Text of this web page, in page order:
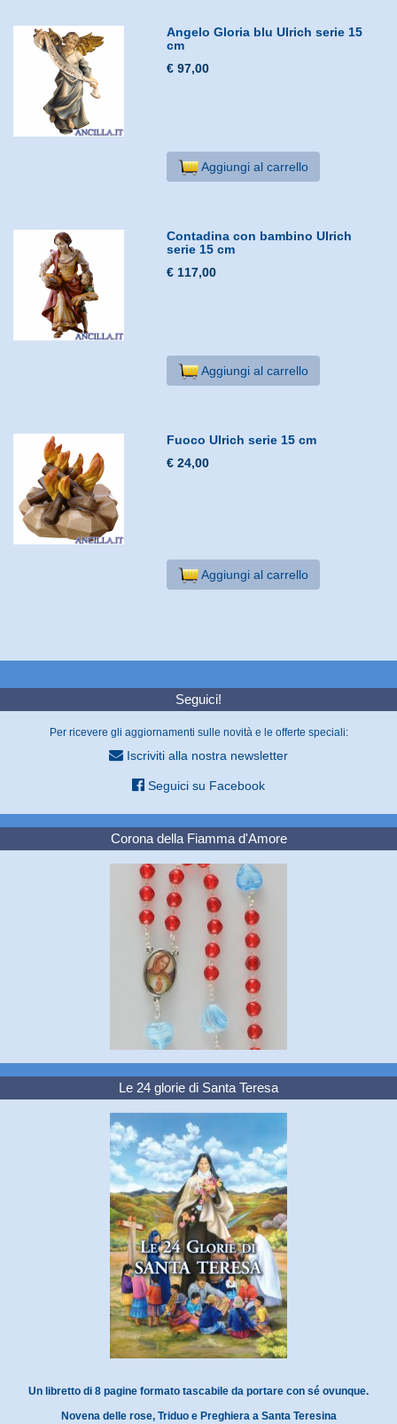
Angelo Gloria blu Ulrich serie 15
cm
€ 97,00
Aggiungi al carrello
Contadina con bambino Ulrich
serie 15 cm
€ 117,00
Aggiungi al carrello
Fuoco Ulrich serie 15 cm
€ 24,00
Aggiungi al carrello
Seguici!
Per ricevere gli aggiornamenti sulle novità e le offerte speciali:
Iscriviti alla nostra newsletter
Seguici su Facebook
Corona della Fiamma d'Amore
Le 24 glorie di Santa Teresa
Un libretto di 8 pagine formato tascabile da portare con sé ovunque.
Novena delle rose, Triduo e Preghiera a Santa Teresina